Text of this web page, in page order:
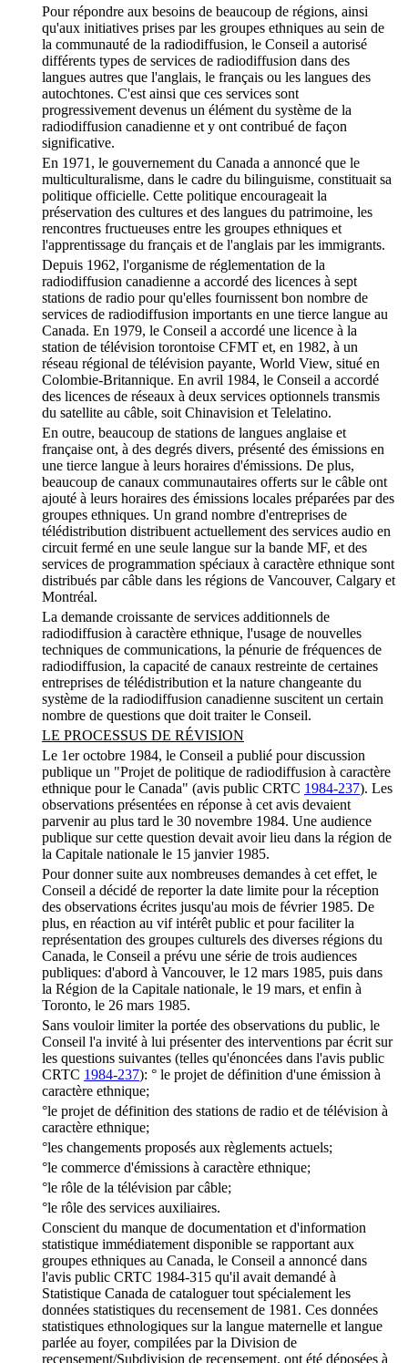
Pour répondre aux besoins de beaucoup de régions, ainsi
qu'aux initiatives prises par les groupes ethniques au sein de
la communauté de la radiodiffusion, le Conseil a autorisé
différents types de services de radiodiffusion dans des
langues autres que l'anglais, le français ou les langues des
autochtones. C'est ainsi que ces services sont
progressivement devenus un élément du système de la
radiodiffusion canadienne et y ont contribué de façon
significative.
En 1971, le gouvernement du Canada a annoncé que le
multiculturalisme, dans le cadre du bilinguisme, constituait sa
politique officielle. Cette politique encourageait la
préservation des cultures et des langues du patrimoine, les
rencontres fructueuses entre les groupes ethniques et
l'apprentissage du français et de l'anglais par les immigrants.
Depuis 1962, l'organisme de réglementation de la
radiodiffusion canadienne a accordé des licences à sept
stations de radio pour qu'elles fournissent bon nombre de
services de radiodiffusion importants en une tierce langue au
Canada. En 1979, le Conseil a accordé une licence à la
station de télévision torontoise CFMT et, en 1982, à un
réseau régional de télévision payante, World View, situé en
Colombie-Britannique. En avril 1984, le Conseil a accordé
des licences de réseaux à deux services optionnels transmis
du satellite au câble, soit Chinavision et Telelatino.
En outre, beaucoup de stations de langues anglaise et
française ont, à des degrés divers, présenté des émissions en
une tierce langue à leurs horaires d'émissions. De plus,
beaucoup de canaux communautaires offerts sur le câble ont
ajouté à leurs horaires des émissions locales préparées par des
groupes ethniques. Un grand nombre d'entreprises de
télédistribution distribuent actuellement des services audio en
circuit fermé en une seule langue sur la bande MF, et des
services de programmation spéciaux à caractère ethnique sont
distribués par câble dans les régions de Vancouver, Calgary et
Montréal.
La demande croissante de services additionnels de
radiodiffusion à caractère ethnique, l'usage de nouvelles
techniques de communications, la pénurie de fréquences de
radiodiffusion, la capacité de canaux restreinte de certaines
entreprises de télédistribution et la nature changeante du
système de la radiodiffusion canadienne suscitent un certain
nombre de questions que doit traiter le Conseil.
LE PROCESSUS DE RÉVISION
Le 1er octobre 1984, le Conseil a publié pour discussion
publique un "Projet de politique de radiodiffusion à caractère
ethnique pour le Canada" (avis public CRTC 1984-237). Les
observations présentées en réponse à cet avis devaient
parvenir au plus tard le 30 novembre 1984. Une audience
publique sur cette question devait avoir lieu dans la région de
la Capitale nationale le 15 janvier 1985.
Pour donner suite aux nombreuses demandes à cet effet, le
Conseil a décidé de reporter la date limite pour la réception
des observations écrites jusqu'au mois de février 1985. De
plus, en réaction au vif intérêt public et pour faciliter la
représentation des groupes culturels des diverses régions du
Canada, le Conseil a prévu une série de trois audiences
publiques: d'abord à Vancouver, le 12 mars 1985, puis dans
la Région de la Capitale nationale, le 19 mars, et enfin à
Toronto, le 26 mars 1985.
Sans vouloir limiter la portée des observations du public, le
Conseil l'a invité à lui présenter des interventions par écrit sur
les questions suivantes (telles qu'énoncées dans l'avis public
CRTC 1984-237): ° le projet de définition d'une émission à
caractère ethnique;
°le projet de définition des stations de radio et de télévision à
caractère ethnique;
°les changements proposés aux règlements actuels;
°le commerce d'émissions à caractère ethnique;
°le rôle de la télévision par câble;
°le rôle des services auxiliaires.
Conscient du manque de documentation et d'information
statistique immédiatement disponible se rapportant aux
groupes ethniques au Canada, le Conseil a annoncé dans
l'avis public CRTC 1984-315 qu'il avait demandé à
Statistique Canada de cataloguer tout spécialement les
données statistiques du recensement de 1981. Ces données
statistiques ethnologiques sur la langue maternelle et langue
parlée au foyer, compilées par la Division de
recensement/Subdivision de recensement, ont été déposées à